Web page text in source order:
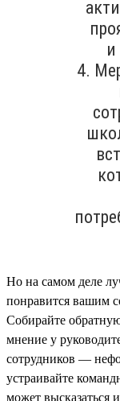
и
4.
Но на самом деле
понравится вашим
Собирайте
мнение у
сотрудников —
устраивайте
может высказаться